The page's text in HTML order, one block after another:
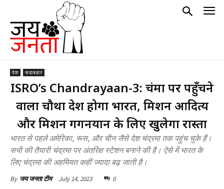
देश सदाबहार
ISRO’s Chandrayaan-3: चंद्रमा पर पहुँचने
वाला चौथा देश होगा भारत, मिशन आदित्य
और मिशन गगनयान के लिए खुलेगा रास्ता
भारत से पहले अमेरिका, रूस, और चीन जैसे देश चंद्रमा तक पहुंच चुके हैं।
सभी की तैयारी चंद्रमा पर अंतरिक्ष स्टेशन बनाने की है। ऐसे में भारत के
लिए चंद्रमा की अहमियत कहीं ज्यादा बढ़ जाती है।
By जय जनता टीम July 14, 2023 0